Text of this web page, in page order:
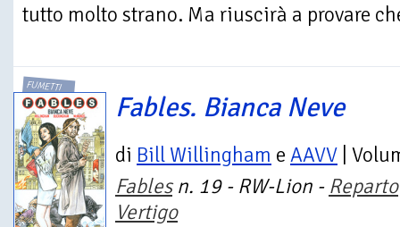
tutto molto strano. Ma riuscirà a provare
FUMETTI
Fables. Bianca Neve
di Bill Willingham e AAVV |
Fablesn. 19 - RW-Lion - Reparto
Vertigo